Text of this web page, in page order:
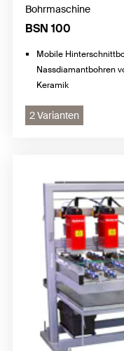
Bohrmaschine
BSN 100
Mobile
Nassdiamantbohren
Keramik
2 Varianten